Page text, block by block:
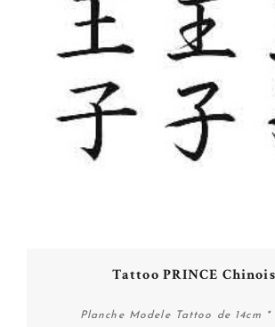
Tattoo PRINCE
Planche Modele Tattoo de 14cm *